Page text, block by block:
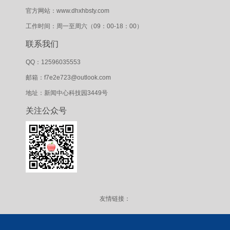
官方网站：www.dhxhbsty.com
工作时间：周一至周六（09：00-18：00）
联系我们
QQ：12596035553
邮箱：f7e2e723@outlook.com
地址：新闻中心科技园3449号
关注公众号
友情链接：